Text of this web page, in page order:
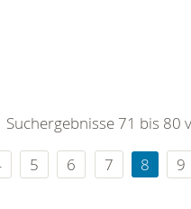
Suchergebnisse 71 bis 80
5 6 7 8 9